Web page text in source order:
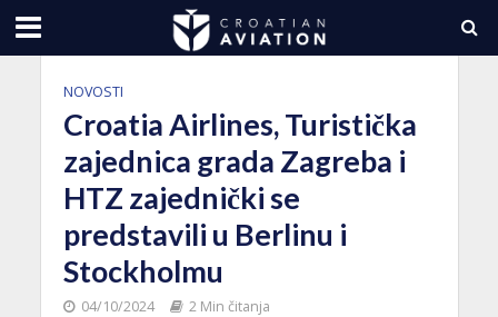
NOVOSTI
Croatia Airlines, Turistička
zajednica grada Zagreba i
HTZ zajednički se
predstavili u Berlinu i
Stockholmu
04/10/2024 2 Min čitanja